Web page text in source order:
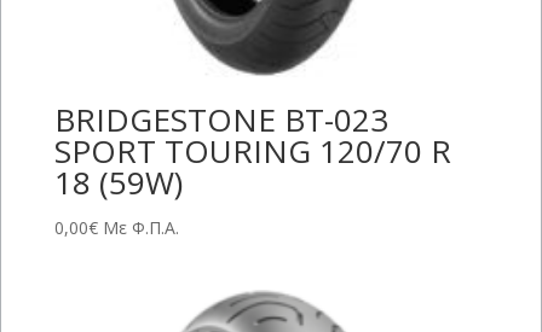
BRIDGESTONE BT-023
SPORT TOURING 120/70 R
18 (59W)
0,00€ Με Φ.Π.Α.